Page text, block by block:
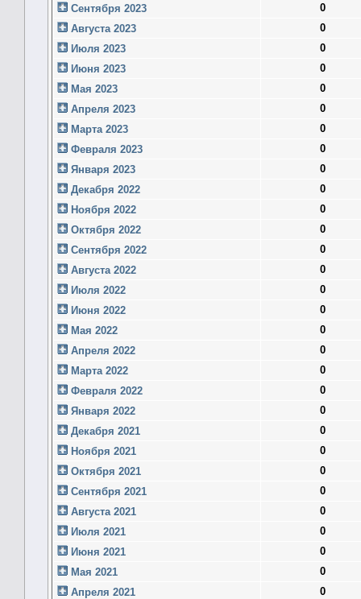
Сентября 2023
0
Августа 2023
0
Июля 2023
0
Июня 2023
0
Мая 2023
0
Апреля 2023
0
Марта 2023
0
Февраля 2023
0
Января 2023
0
Декабря 2022
0
Ноября 2022
0
Октября 2022
0
Сентября 2022
0
Августа 2022
0
Июля 2022
0
Июня 2022
0
Мая 2022
0
Апреля 2022
0
Марта 2022
0
Февраля 2022
0
Января 2022
0
Декабря 2021
0
Ноября 2021
0
Октября 2021
0
Сентября 2021
0
Августа 2021
0
Июля 2021
0
Июня 2021
0
Мая 2021
0
Апреля 2021
0